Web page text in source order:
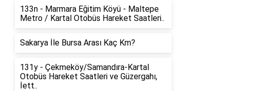
133n - Marmara Eğitim Köyü - Maltepe
Metro / Kartal Otobüs Hareket Saatleri..
Sakarya İle Bursa Arası Kaç Km?
131y - Çekmeköy/Samandıra-Kartal
Otobüs Hareket Saatleri ve Güzergahı,
İett..